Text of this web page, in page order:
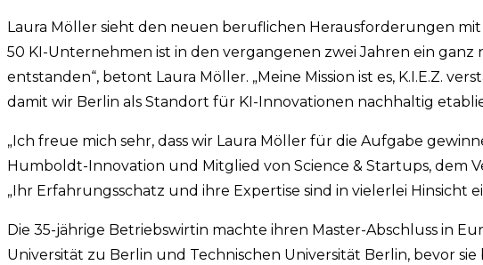
Laura Möller sieht den neuen beruflichen Herausforderungen
50 KI-Unternehmen ist in den vergangenen zwei Jahren ein
entstanden“, betont Laura Möller. „Meine Mission ist es, K.I.E.Z.
damit wir Berlin als Standort für KI-Innovationen nachhaltig
„Ich freue mich sehr, dass wir Laura Möller für die Aufgabe
Humboldt-Innovation und Mitglied von Science & Startups,
„Ihr Erfahrungsschatz und ihre Expertise sind in vielerlei Hinsicht
Die 35-jährige Betriebswirtin machte ihren Master-Abschluss in
Universität zu Berlin und Technischen Universität Berlin, bevor